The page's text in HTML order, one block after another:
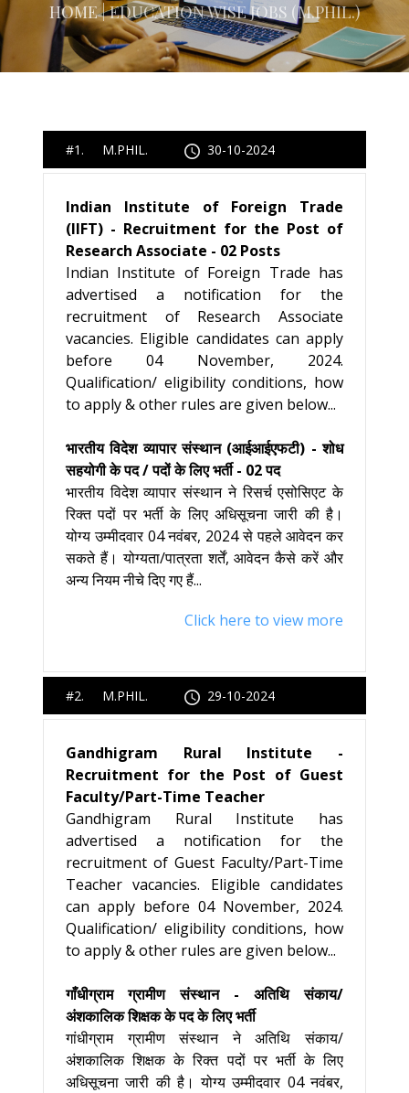
HOME| EDUCATION WISE JOBS (M.PHIL.)
#1. M.PHIL. 30-10-2024
Indian Institute of Foreign Trade
(IIFT) - Recruitment for the Post of
Research Associate - 02 Posts
Indian Institute of Foreign Trade has
advertised a notification for the
recruitment of Research Associate
vacancies. Eligible candidates can apply
before 04 November, 2024.
Qualification/ eligibility conditions, how
to apply & other rules are given below...
भारतीय विदेश व्यापार संस्थान (आईआईएफटी) - शोध
सहयोगी के पद / पदों के लिए भर्ती - 02 पद
भारतीय विदेश व्यापार संस्थान ने रिसर्च एसोसिएट के
रिक्त पदों पर भर्ती के लिए अधिसूचना जारी की है।
योग्य उम्मीदवार 04 नवंबर, 2024 से पहले आवेदन कर
सकते हैं। योग्यता/पात्रता शर्तें, आवेदन कैसे करें और
अन्य नियम नीचे दिए गए हैं...
Click here to view more
#2. M.PHIL. 29-10-2024
Gandhigram Rural Institute -
Recruitment for the Post of Guest
Faculty/Part-Time Teacher
Gandhigram Rural Institute has
advertised a notification for the
recruitment of Guest Faculty/Part-Time
Teacher vacancies. Eligible candidates
can apply before 04 November, 2024.
Qualification/ eligibility conditions, how
to apply & other rules are given below...
गाँधीग्राम ग्रामीण संस्थान - अतिथि संकाय/
अंशकालिक शिक्षक के पद के लिए भर्ती
गांधीग्राम ग्रामीण संस्थान ने अतिथि संकाय/
अंशकालिक शिक्षक के रिक्त पदों पर भर्ती के लिए
अधिसूचना जारी की है। योग्य उम्मीदवार 04 नवंबर,